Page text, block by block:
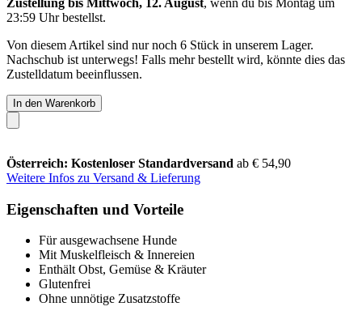
23:59 Uhrbestellst.
Von diesem Artikel sind nur noch 6 Stück in unserem Lager.
Nachschub ist unterwegs! Falls mehr bestellt wird, könnte dies das
Zustelldatum beeinflussen.
In den Warenkorb
Österreich: Kostenloser Standardversand ab € 54,90
Weitere Infos zu Versand & Lieferung
Eigenschaften und Vorteile
Für ausgewachsene Hunde
Mit Muskelfleisch & Innereien
Enthält Obst, Gemüse & Kräuter
Glutenfrei
Ohne unnötige Zusatzstoffe